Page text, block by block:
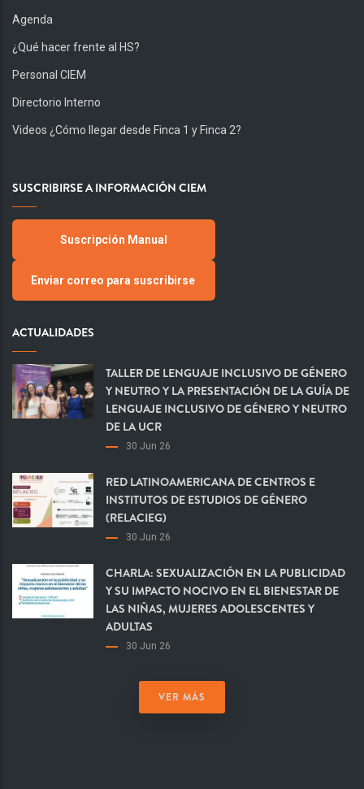
Agenda
¿Qué hacer frente al HS?
Personal CIEM
Directorio Interno
Videos ¿Cómo llegar desde Finca 1 y Finca 2?
SUSCRIBIRSE A INFORMACIÓN CIEM
Suscripción Manual
Enviar correo para suscribirse
ACTUALIDADES
TALLER DE LENGUAJE INCLUSIVO DE GÉNERO
Y NEUTRO Y LA PRESENTACIÓN DE LA GUÍA DE
LENGUAJE INCLUSIVO DE GÉNERO Y NEUTRO
DE LA UCR
30 Jun 26
RED LATINOAMERICANA DE CENTROS E
INSTITUTOS DE ESTUDIOS DE GÉNERO
(RELACIEG)
30 Jun 26
CHARLA: SEXUALIZACIÓN EN LA PUBLICIDAD
Y SU IMPACTO NOCIVO EN EL BIENESTAR DE
LAS NIÑAS, MUJERES ADOLESCENTES Y
ADULTAS
30 Jun 26
VER MÁS